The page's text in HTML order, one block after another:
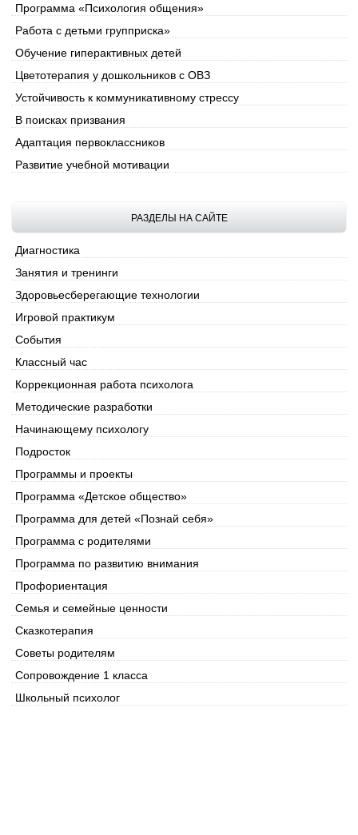
Программа «Психология общения»
Работа с детьми групприска»
Обучение гиперактивных детей
Цветотерапия у дошкольников с ОВЗ
Устойчивость к коммуникативному стрессу
В поисках призвания
Адаптация первоклассников
Развитие учебной мотивации
РАЗДЕЛЫ НА САЙТЕ
Диагностика
Занятия и тренинги
Здоровьесберегающие технологии
Игровой практикум
События
Классный час
Коррекционная работа психолога
Методические разработки
Начинающему психологу
Подросток
Программы и проекты
Программа «Детское общество»
Программа для детей «Познай себя»
Программа с родителями
Программа по развитию внимания
Профориентация
Семья и семейные ценности
Сказкотерапия
Советы родителям
Сопровождение 1 класса
Школьный психолог